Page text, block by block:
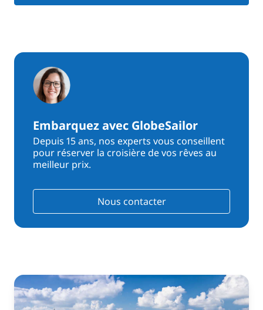
Embarquez avec GlobeSailor
Depuis 15 ans, nos experts vous conseillent
pour réserver la croisière de vos rêves au
meilleur prix.
Nous contacter